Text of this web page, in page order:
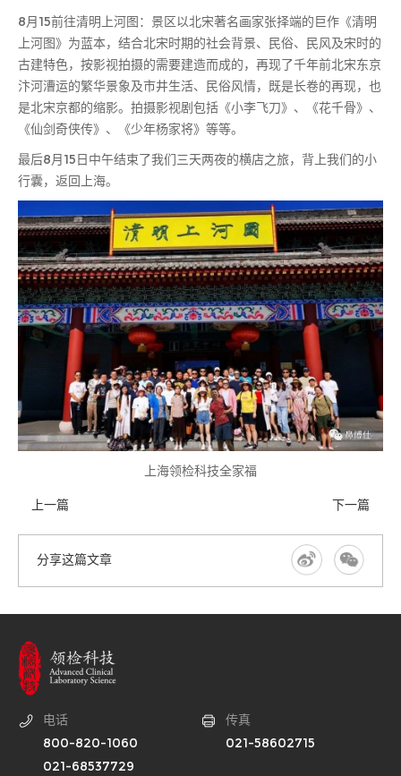
8月15前往清明上河图：景区以北宋著名画家张择端的巨作《清明
上河图》为蓝本，结合北宋时期的社会背景、民俗、民风及宋时的
古建特色，按影视拍摄的需要建造而成的，再现了千年前北宋东京
汴河漕运的繁华景象及市井生活、民俗风情，既是长卷的再现，也
是北宋京都的缩影。拍摄影视剧包括《小李飞刀》、《花千骨》、
《仙剑奇侠传》、《少年杨家将》等等。
最后8月15日中午结束了我们三天两夜的横店之旅，背上我们的小
行囊，返回上海。
上海领检科技全家福
上一篇 下一篇
分享这篇文章
电话
800-820-1060
021-68537729
传真
021-58602715